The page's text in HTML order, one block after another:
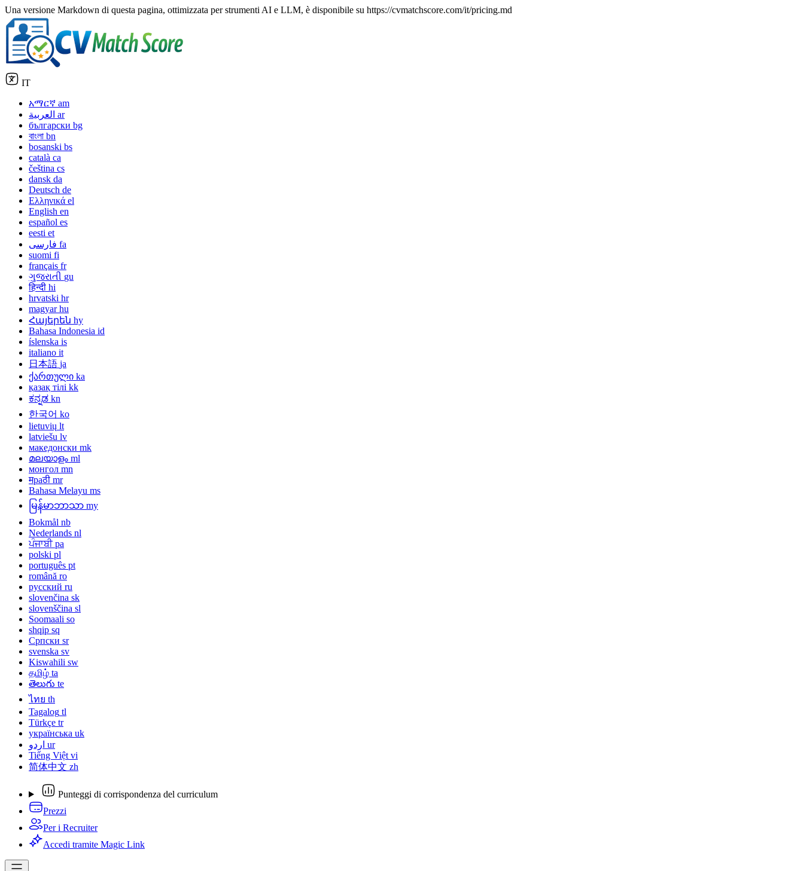
Una versione Markdown di questa pagina, ottimizzata per strumenti AI e LLM, è disponibile su https://cvmatchscore.com/it/pricing.md
IT
አማርኛ am
العربية ar
български bg
বাংলা bn
bosanski bs
català ca
čeština cs
dansk da
Deutsch de
Ελληνικά el
English en
español es
eesti et
فارسی fa
suomi fi
français fr
ગુજરાતી gu
हिन्दी hi
hrvatski hr
magyar hu
Հայերեն hy
Bahasa Indonesia id
íslenska is
italiano it
日本語 ja
ქართული ka
қазақ тілі kk
ಕನ್ನಡ kn
한국어 ko
lietuvių lt
latviešu lv
македонски mk
മലയാളം ml
монгол mn
मраठी mr
Bahasa Melayu ms
မြန်မာဘာသာ my
Bokmål nb
Nederlands nl
ਪੰਜਾਬੀ pa
polski pl
português pt
română ro
русский ru
slovenčina sk
slovenščina sl
Soomaali so
shqip sq
Српски sr
svenska sv
Kiswahili sw
தமிழ் ta
తెలుగు te
ไทย th
Tagalog tl
Türkçe tr
українська uk
اردو ur
Tiếng Việt vi
简体中文 zh
Punteggi di corrispondenza del curriculum
Prezzi
Per i Recruiter
Accedi tramite Magic Link